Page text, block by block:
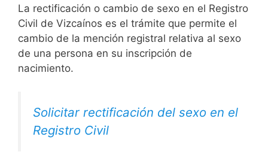
La rectificación o cambio de sexo en el Registro
Civil de Vizcaínos es el trámite que permite el
cambio de la mención registral relativa al sexo
de una persona en su inscripción de
nacimiento.
Solicitar rectificación del sexo en el
Registro Civil